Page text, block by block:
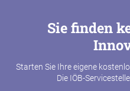
Sie finden
Starten Sie Ihre eigene
Die IÖB-